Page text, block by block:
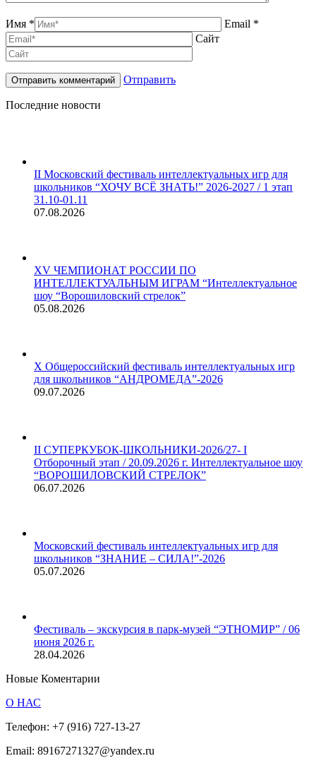
Имя *
Email *
Сайт
Отправить
Последние новости
II Московский фестиваль интеллектуальных игр для
школьников “ХОЧУ ВСЁ ЗНАТЬ!” 2026-2027 / 1 этап
31.10-01.11
07.08.2026
XV ЧЕМПИОНАТ РОССИИ ПО
ИНТЕЛЛЕКТУАЛЬНЫМ ИГРАМ “Интеллектуальное
шоу “Ворошиловский стрелок”
05.08.2026
X Общероссийский фестиваль интеллектуальных игр
для школьников “АНДРОМЕДА”-2026
09.07.2026
II СУПЕРКУБОК-ШКОЛЬНИКИ-2026/27- I
Отборочный этап / 20.09.2026 г. Интеллектуальное шоу
“ВОРОШИЛОВСКИЙ СТРЕЛОК”
06.07.2026
Московский фестиваль интеллектуальных игр для
школьников “ЗНАНИЕ – СИЛА!”-2026
05.07.2026
Фестиваль – экскурсия в парк-музей “ЭТНОМИР” / 06
июня 2026 г.
28.04.2026
Новые Коментарии
О НАС
Телефон: +7 (916) 727-13-27
Email: 89167271327@yandex.ru